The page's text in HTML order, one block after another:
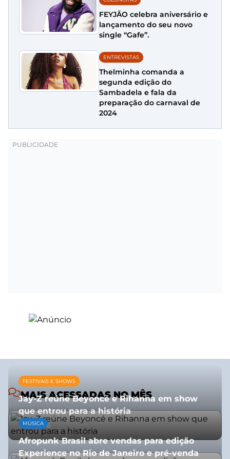
FEYJÃO celebra aniversário e
lançamento do seu novo
single “Gafe”.
ENTREVISTAS
Thelminha comanda a
segunda edição do
Sambadela e fala da
preparação do carnaval de
2024
MAIS ACESSADAS NO MÊS
FESTIVAIS E SHOWS
Jay-Z reúne Beyoncé e Rihanna em show
que entrou para a história
13/07/2026
MÚSICA
Afropunk Brasil abre vendas para edição
Experience no Rio de Janeiro e pré-venda